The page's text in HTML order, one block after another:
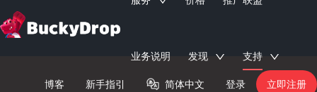
业务说明 发现 支持
博客 新手指引 简体中文 登录 立即注册